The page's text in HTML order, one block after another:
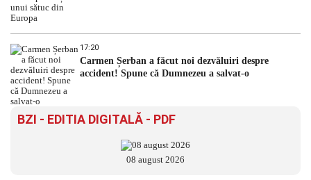
17:20
Carmen Șerban a făcut noi dezvăluiri despre
accident! Spune că Dumnezeu a salvat-o
BZI - EDITIA DIGITALĂ - PDF
08 august 2026